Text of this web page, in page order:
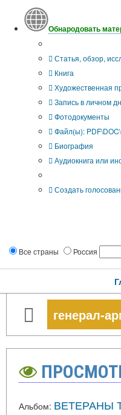
Обнародовать
Статья, обзор,
Книга
Художественная
Запись в личном
Фотодокументы
Файл(ы):
Биография
Аудиокнига или
Создать
Все страны Россия
генерал-
Альбом: ВЕТЕРАНЫ